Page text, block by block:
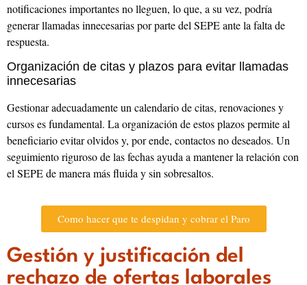
notificaciones importantes no lleguen, lo que, a su vez, podría
generar llamadas innecesarias por parte del SEPE ante la falta de
respuesta.
Organización de citas y plazos para evitar llamadas
innecesarias
Gestionar adecuadamente un calendario de citas, renovaciones y
cursos es fundamental. La organización de estos plazos permite al
beneficiario evitar olvidos y, por ende, contactos no deseados. Un
seguimiento riguroso de las fechas ayuda a mantener la relación con
el SEPE de manera más fluida y sin sobresaltos.
Como hacer que te despidan y cobrar el Paro
Gestión y justificación del
rechazo de ofertas laborales